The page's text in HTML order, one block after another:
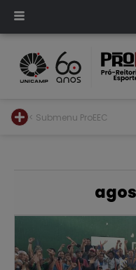
< Submenu ProEEC